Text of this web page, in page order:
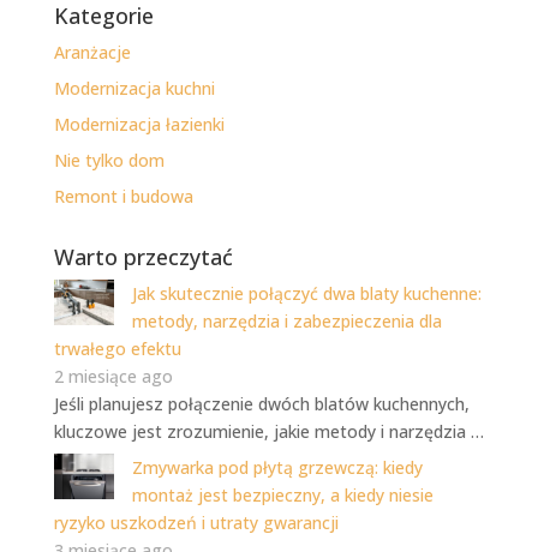
Kategorie
Aranżacje
Modernizacja kuchni
Modernizacja łazienki
Nie tylko dom
Remont i budowa
Warto przeczytać
Jak skutecznie połączyć dwa blaty kuchenne:
metody, narzędzia i zabezpieczenia dla
trwałego efektu
2 miesiące ago
Jeśli planujesz połączenie dwóch blatów kuchennych,
kluczowe jest zrozumienie, jakie metody i narzędzia …
Zmywarka pod płytą grzewczą: kiedy
montaż jest bezpieczny, a kiedy niesie
ryzyko uszkodzeń i utraty gwarancji